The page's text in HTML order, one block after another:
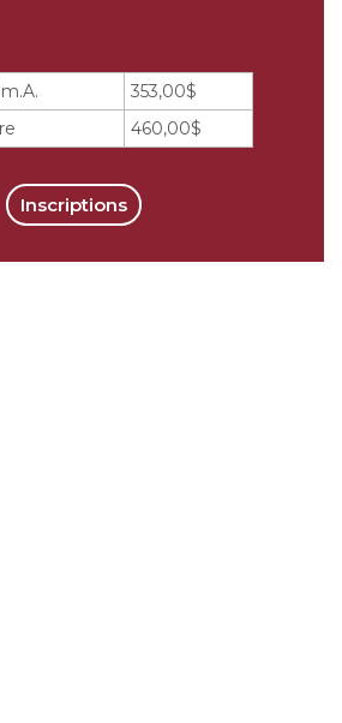
353,00$
460,00$
Inscriptions